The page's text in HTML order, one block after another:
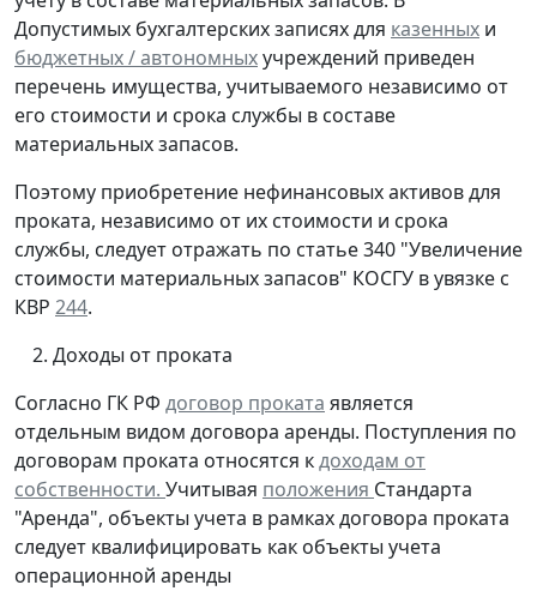
Допустимых бухгалтерских записях для казенных и
бюджетных / автономныхучреждений приведен
перечень имущества, учитываемого независимо от
его стоимости и срока службы в составе
материальных запасов.
Поэтому приобретение нефинансовых активов для
проката, независимо от их стоимости и срока
службы, следует отражать по статье 340 "Увеличение
стоимости материальных запасов" КОСГУ в увязке с
КВР 244.
Доходы от проката
Согласно ГК РФ договор проката является
отдельным видом договора аренды. Поступления по
договорам проката относятся кдоходам от
собственности. Учитывая положения Стандарта
"Аренда", объекты учета в рамках договора проката
следует квалифицировать как объекты учета
операционной аренды